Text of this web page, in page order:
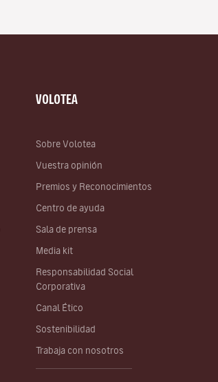
VOLOTEA
Sobre Volotea
Vuestra opinión
Premios y Reconocimientos
Centro de ayuda
Sala de prensa
Media kit
Responsabilidad Social
Corporativa
Canal Ético
Sostenibilidad
Trabaja con nosotros